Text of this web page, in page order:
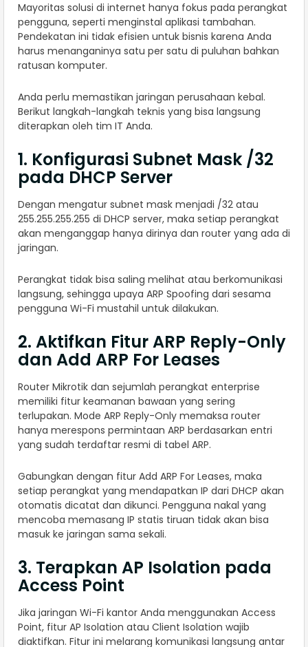
Mayoritas solusi di internet hanya fokus pada perangkat
pengguna, seperti menginstal aplikasi tambahan.
Pendekatan ini tidak efisien untuk bisnis karena Anda
harus menanganinya satu per satu di puluhan bahkan
ratusan komputer.
Anda perlu memastikan jaringan perusahaan kebal.
Berikut langkah-langkah teknis yang bisa langsung
diterapkan oleh tim IT Anda.
1. Konfigurasi Subnet Mask /32
pada DHCP Server
Dengan mengatur subnet mask menjadi /32 atau
255.255.255.255 di DHCP server, maka setiap perangkat
akan menganggap hanya dirinya dan router yang ada di
jaringan.
Perangkat tidak bisa saling melihat atau berkomunikasi
langsung, sehingga upaya ARP Spoofing dari sesama
pengguna Wi-Fi mustahil untuk dilakukan.
2. Aktifkan Fitur ARP Reply-Only
dan Add ARP For Leases
Router Mikrotik dan sejumlah perangkat enterprise
memiliki fitur keamanan bawaan yang sering
terlupakan. Mode ARP Reply-Only memaksa router
hanya merespons permintaan ARP berdasarkan entri
yang sudah terdaftar resmi di tabel ARP.
Gabungkan dengan fitur Add ARP For Leases, maka
setiap perangkat yang mendapatkan IP dari DHCP akan
otomatis dicatat dan dikunci. Pengguna nakal yang
mencoba memasang IP statis tiruan tidak akan bisa
masuk ke jaringan sama sekali.
3. Terapkan AP Isolation pada
Access Point
Jika jaringan Wi-Fi kantor Anda menggunakan Access
Point, fitur AP Isolation atau Client Isolation wajib
diaktifkan. Fitur ini melarang komunikasi langsung antar